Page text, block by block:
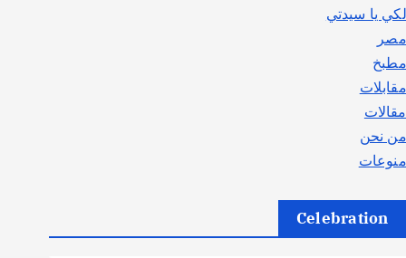
لكي يا سيدتي
مصر
مطبخ
مقابلات
مقالات
من نحن
منوعات
Celebration